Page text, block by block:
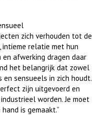
zich verhouden tot de
intieme relatie met hun
en afwerking dragen daar
het belangrijk dat zowel
sensueels in zich houdt.
zijn uitgevoerd en
worden. Je moet
is gemaakt.”